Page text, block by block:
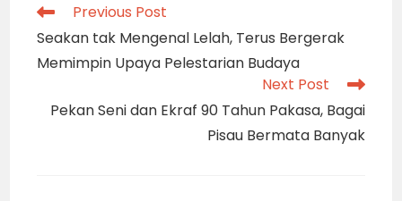
Read
articles
Previous Post
Seakan tak Mengenal Lelah, Terus Bergerak
Memimpin Upaya Pelestarian Budaya
Next Post
Pekan Seni dan Ekraf 90 Tahun Pakasa, Bagai
Pisau Bermata Banyak